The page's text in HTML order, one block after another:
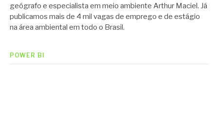
geógrafo e especialista em meio ambiente Arthur Maciel. Já
publicamos mais de 4 mil vagas de emprego e de estágio
na área ambiental em todo o Brasil.
POWER BI